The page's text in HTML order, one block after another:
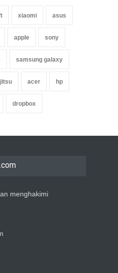
xiaomi asus
apple sony
samsung galaxy
acer hp
dropbox
menghakimi